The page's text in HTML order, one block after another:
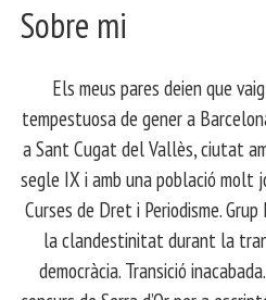
Sobre mi
Els meus pares deien que
tempestuosa de gener a
a Sant Cugat del Vallès, ciutat
segle IX i amb una població molt
Curses de Dret i Periodisme.
la clandestinitat durant la
democràcia. Transició